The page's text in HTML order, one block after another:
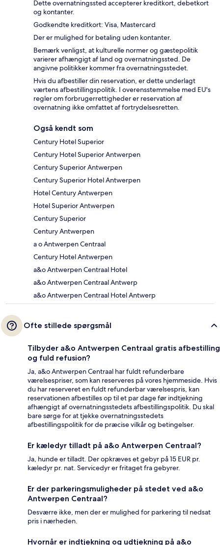
Dette overnatningssted accepterer kreditkort, debetkort
og kontanter.
Godkendte kreditkort: Visa, Mastercard
Der er mulighed for betaling uden kontanter.
Bemærk venligst, at kulturelle normer og gæstepolitik
varierer afhængigt af land og overnatningssted. De
angivne politikker kommer fra overnatningsstedet.
Hvis du afbestiller din reservation, er dette underlagt
værtens afbestillingspolitik. I overensstemmelse med EU's
regler om forbrugerrettigheder er reservation af
overnatning ikke omfattet af fortrydelsesretten.
Også kendt som
Century Hotel Superior
Century Hotel Superior Antwerpen
Century Superior Antwerpen
Century Superior Hotel Antwerpen
Hotel Century Antwerpen
Hotel Superior Antwerpen
Century Superior
Century Antwerpen
a o Antwerpen Centraal
Century Hotel Antwerpen
a&o Antwerpen Centraal Hotel
a&o Antwerpen Centraal Antwerp
a&o Antwerpen Centraal Hotel Antwerp
Ofte stillede spørgsmål
Tilbyder a&o Antwerpen Centraal gratis afbestilling
og fuld refusion?
Ja, a&o Antwerpen Centraal har fuldt refunderbare
værelsespriser, som kan reserveres på vores hjemmeside. Hvis
du har reserveret en fuldt refunderbar værelsespris, kan
reservationen afbestilles op til et par dage før indtjekning
afhængigt af overnatningsstedets afbestillingspolitik. Du skal
bare sørge for at tjekke overnatningsstedets
afbestillingspolitik for de præcise vilkår og betingelser.
Er kæledyr tilladt på a&o Antwerpen Centraal?
Ja, hunde er tilladt. Der opkræves et gebyr på 15 EUR pr.
kæledyr pr. nat. Servicedyr er fritaget fra gebyrer.
Er der parkeringsmuligheder på stedet ved a&o
Antwerpen Centraal?
Desværre ikke, men der er mulighed for parkering til nedsat
pris i nærheden.
Hvornår er indtjekning og udtjekning på a&o